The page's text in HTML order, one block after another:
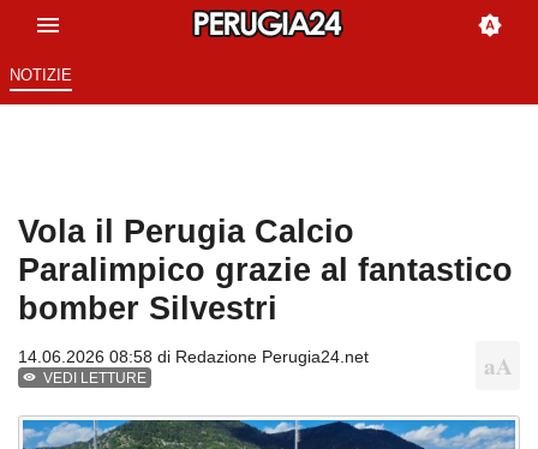
NOTIZIE
Vola il Perugia Calcio
Paralimpico grazie al fantastico
bomber Silvestri
14.06.2026 08:58 di Redazione Perugia24.net
VEDI LETTURE